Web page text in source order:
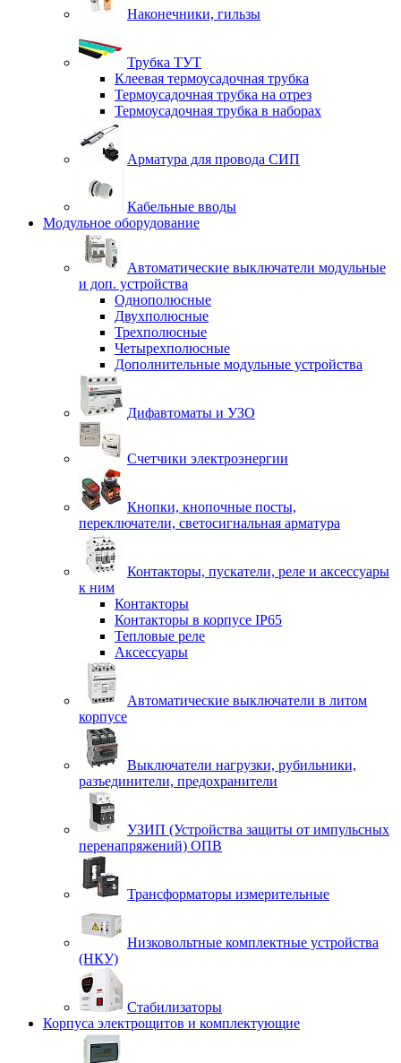
Наконечники, гильзы
Трубка ТУТ
Клеевая термоусадочная трубка
Термоусадочная трубка на отрез
Термоусадочная трубка в наборах
Арматура для провода СИП
Кабельные вводы
Модульное оборудование
Автоматические выключатели модульные
и доп. устройства
Однополюсные
Двухполюсные
Трехполюсные
Четырехполюсные
Дополнительные модульные устройства
Дифавтоматы и УЗО
Счетчики электроэнергии
Кнопки, кнопочные посты,
переключатели, светосигнальная арматура
Контакторы, пускатели, реле и аксессуары
к ним
Контакторы
Контакторы в корпусе IP65
Тепловые реле
Аксессуары
Автоматические выключатели в литом
корпусе
Выключатели нагрузки, рубильники,
разъединители, предохранители
УЗИП (Устройства защиты от импульсных
перенапряжений) ОПВ
Трансформаторы измерительные
Низковольтные комплектные устройства
(НКУ)
Стабилизаторы
Корпуса электрощитов и комплектующие